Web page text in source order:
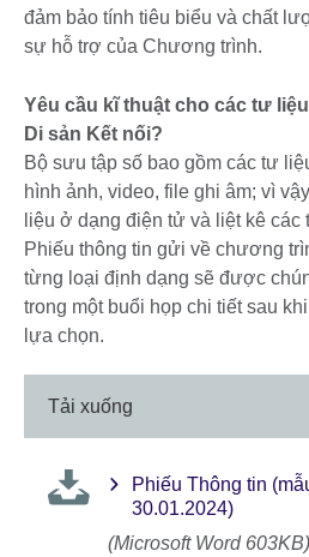
đảm bảo tính tiêu biểu và chất
sự hỗ trợ của Chương trình.
Yêu cầu kĩ thuật cho các tư
Di sản Kết nối?
Bộ sưu tập số bao gồm các tư
hình ảnh, video, file ghi âm; vì
liệu ở dạng điện tử và liệt kê các
Phiếu thông tin gửi về chương
từng loại định dạng sẽ được
trong một buổi họp chi tiết sau
lựa chọn.
Tải xuống
Phiếu Thông tin
30.01.2024)
(Microsoft Word 603KB)